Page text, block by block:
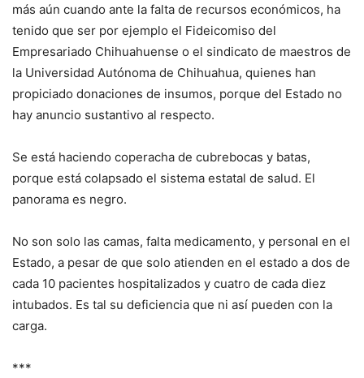
más aún cuando ante la falta de recursos económicos, ha
tenido que ser por ejemplo el Fideicomiso del
Empresariado Chihuahuense o el sindicato de maestros de
la Universidad Autónoma de Chihuahua, quienes han
propiciado donaciones de insumos, porque del Estado no
hay anuncio sustantivo al respecto.
Se está haciendo coperacha de cubrebocas y batas,
porque está colapsado el sistema estatal de salud. El
panorama es negro.
No son solo las camas, falta medicamento, y personal en el
Estado, a pesar de que solo atienden en el estado a dos de
cada 10 pacientes hospitalizados y cuatro de cada diez
intubados. Es tal su deficiencia que ni así pueden con la
carga.
***